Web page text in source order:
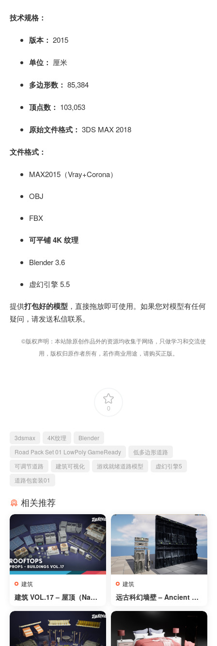
技术规格：
版本： 2015
单位： 厘米
多边形数： 85,384
顶点数： 103,053
原始文件格式： 3DS MAX 2018
文件格式：
MAX2015（Vray+Corona）
OBJ
FBX
可平铺 4K 纹理
Blender 3.6
虚幻引擎 5.5
提供打包好的模型 ，直接拖放即可使用。如果您对模型有任何
疑问，请发送私信联系。
©版权声明：本站除原创作品外的资源均收集于网络，只做学习和交流使
用，版权归原作者所有，若作商业用途，请购买正版。
0
3dsmax 4K纹理
Blender
Road Pack Set 01 LowPoly GameReady
低多边形道路
可调节道路
建筑可视化 游戏就绪道路模型
虚幻引擎5
道路包套装01
相关推荐
建筑
建筑 VOL.17 – 屋顶（Nanit
VOL.17 – Rooftops (Nanit
e & Low Poly)
建筑
远古科幻墙壁 – Ancient Sci